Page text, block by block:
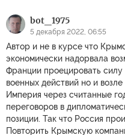
bot_1975
5 декабря 2022, 06:55
Автор и не в курсе что
экономически надорвала
Франции проецировать силу
военных действий но и
Империя через считанные
переговоров в
позиции. Так что Россия
Повторить Крымскую